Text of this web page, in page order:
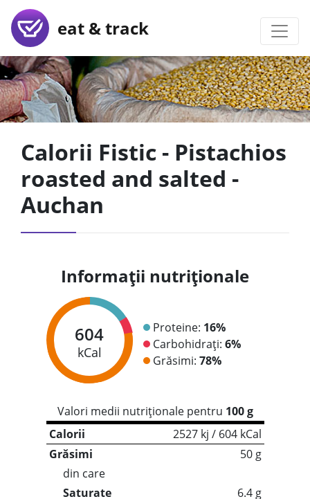
eat & track
Calorii Fistic - Pistachios
roasted and salted -
Auchan
Informații nutriționale
604
kCal
Proteine: 16%
Carbohidrați: 6%
Grăsimi: 78%
Valori medii nutriționale pentru 100 g
Calorii
2527 kj / 604 kCal
Grăsimi
50 g
din care
Saturate
6.4 g